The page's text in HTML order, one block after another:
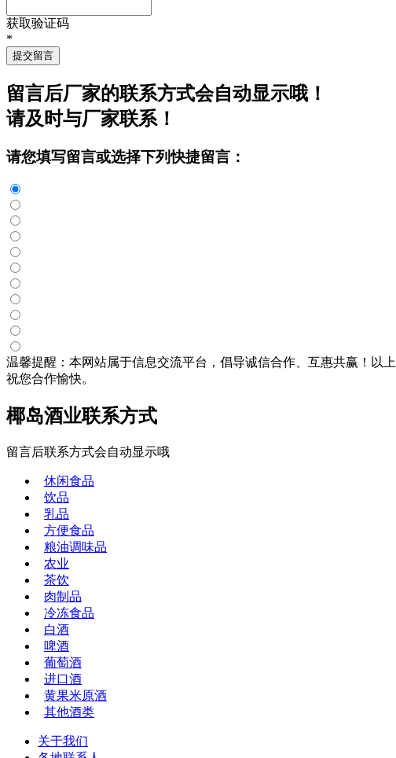
获取验证码
*
提交留言
留言后厂家的联系方式会自动显示哦！
请及时与厂家联系！
请您填写留言或选择下列快捷留言：
温馨提醒：本网站属于信息交流平台，倡导诚信合作、互惠共赢！以
祝您合作愉快。
椰岛酒业联系方式
留言后联系方式会自动显示哦
休闲食品
饮品
乳品
方便食品
粮油调味品
农业
茶饮
肉制品
冷冻食品
白酒
啤酒
葡萄酒
进口酒
黄果米原酒
其他酒类
关于我们